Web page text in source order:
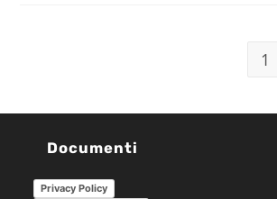
1
Documenti
Privacy Policy